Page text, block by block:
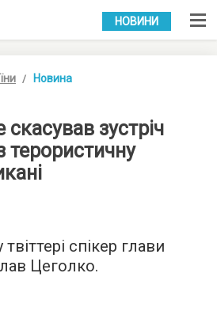
УКР РУС
НОВИНИ
Новина
зустріч
терористичну
спікер глави
Цеголко.